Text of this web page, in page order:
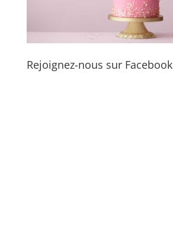
Rejoignez-nous sur Facebook